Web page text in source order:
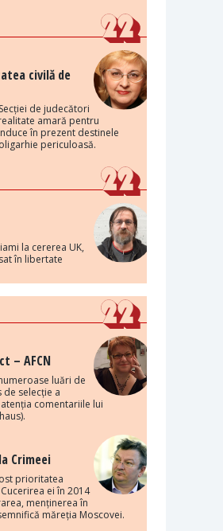
civilă de
de judecători
amară pentru
în prezent destinele
periculoasă.
la cererea UK,
în libertate
– AFCN
luări de
selecție a
comentariile lui
Crimeei
prioritatea
ei în 2014
menținerea în
măreția Moscovei.